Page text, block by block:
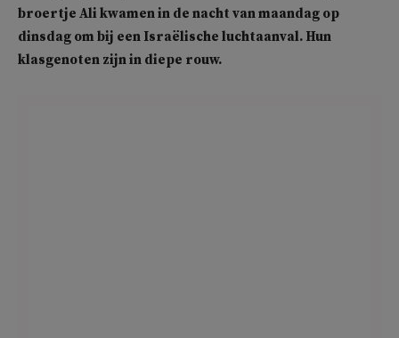
broertje Ali kwamen in de nacht van maandag op
dinsdag om bij een Israëlische luchtaanval. Hun
klasgenoten zijn in diepe rouw.